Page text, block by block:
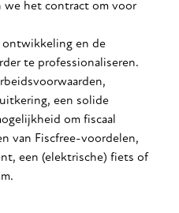
we het contract om voor
en de
te professionaliseren.
een solide
om fiscaal
van Fiscfree-voordelen,
een (elektrische) fiets of